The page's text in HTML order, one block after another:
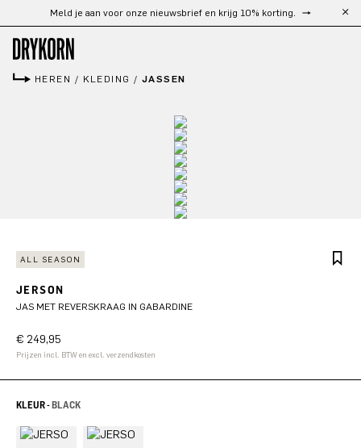
Ga naar de hoofdinhoud
Gratis verzending vanaf €300
HEREN / KLEDING / JASSEN
ALL SEASON
JERSON
JAS MET REVERSKRAAG IN GABARDINE
€ 249,95
Prijzen incl. BTW en excl. verzendkosten
KLEUR -BLACK